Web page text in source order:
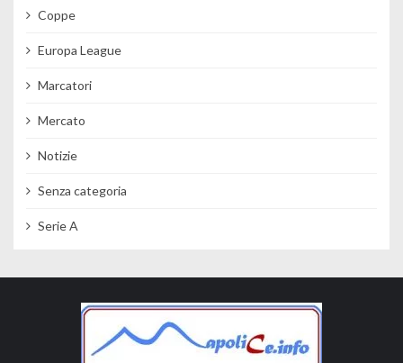
Coppe
Europa League
Marcatori
Mercato
Notizie
Senza categoria
Serie A